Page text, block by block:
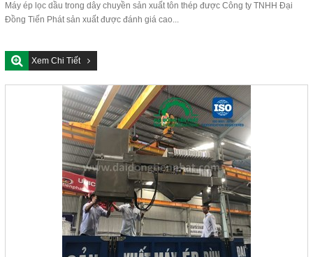
thép
Máy ép lọc dầu trong dây chuyền sản xuất tôn thép được Công ty TNHH Đại
Đồng Tiến Phát sản xuất được đánh giá cao...
Xem Chi Tiết